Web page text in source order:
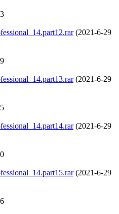
(2021-6-29
(2021-6-29
(2021-6-29
(2021-6-29